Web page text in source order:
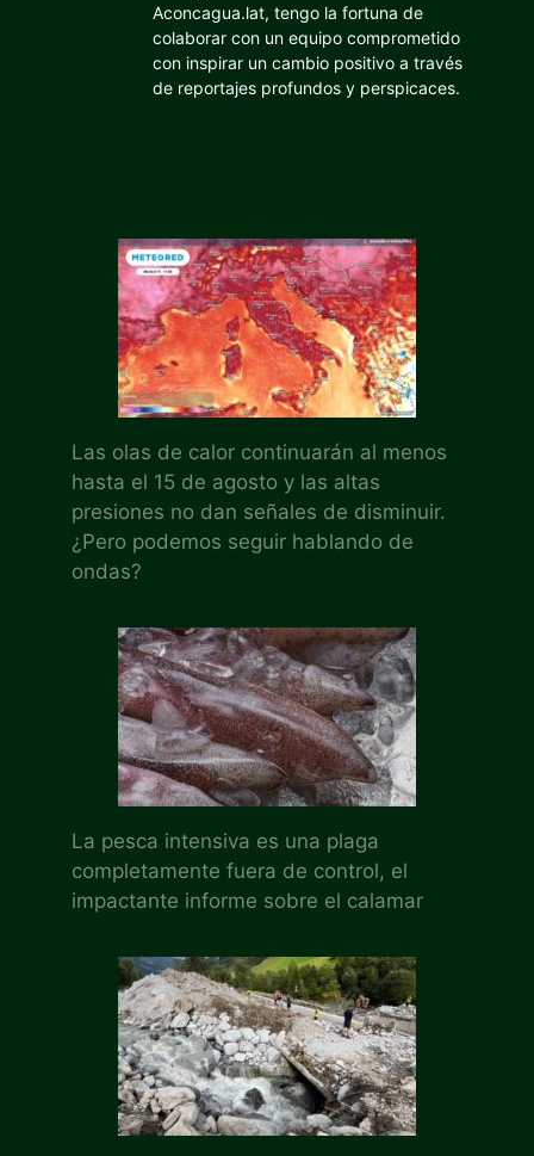
Aconcagua.lat, tengo la fortuna de
colaborar con un equipo comprometido
con inspirar un cambio positivo a través
de reportajes profundos y perspicaces.
Las olas de calor continuarán al menos
hasta el 15 de agosto y las altas
presiones no dan señales de disminuir.
¿Pero podemos seguir hablando de
ondas?
La pesca intensiva es una plaga
completamente fuera de control, el
impactante informe sobre el calamar